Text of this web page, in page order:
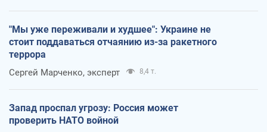
"Мы уже переживали и худшее": Украине не
стоит поддаваться отчаянию из-за ракетного
террора
Сергей Марченко, эксперт 8,4 т.
Запад проспал угрозу: Россия может
проверить НАТО войной